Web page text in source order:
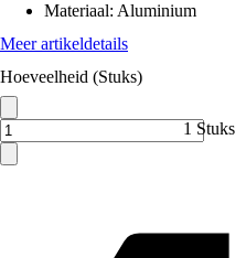
Materiaal: Aluminium
Meer artikeldetails
Hoeveelheid (Stuks)
1 Stuks